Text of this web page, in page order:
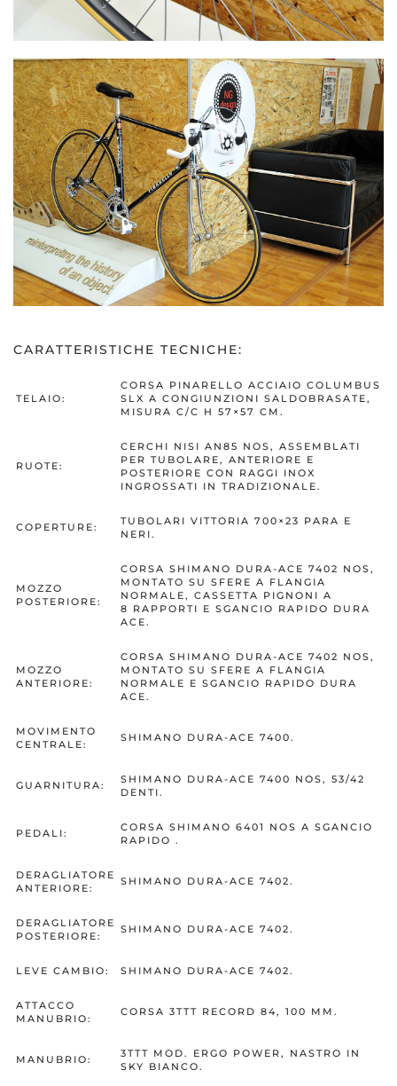
CARATTERISTICHE TECNICHE:
TELAIO:
CORSA PINARELLO ACCIAIO COLUMBUS
SLX A CONGIUNZIONI SALDOBRASATE,
MISURA C/C H 57×57 CM.
RUOTE:
CERCHI NISI AN85 NOS, ASSEMBLATI
PER TUBOLARE, ANTERIORE E
POSTERIORE CON RAGGI INOX
INGROSSATI IN TRADIZIONALE.
COPERTURE:
TUBOLARI VITTORIA 700×23 PARA E
NERI.
MOZZO
POSTERIORE:
CORSA SHIMANO DURA-ACE 7402 NOS,
MONTATO SU SFERE A FLANGIA
NORMALE, CASSETTA PIGNONI A
8 RAPPORTI E SGANCIO RAPIDO DURA
ACE.
MOZZO
ANTERIORE:
CORSA SHIMANO DURA-ACE 7402 NOS,
MONTATO SU SFERE A FLANGIA
NORMALE E SGANCIO RAPIDO DURA
ACE.
MOVIMENTO
CENTRALE:
SHIMANO DURA-ACE 7400.
GUARNITURA:
SHIMANO DURA-ACE 7400 NOS, 53/42
DENTI.
PEDALI:
CORSA SHIMANO 6401 NOS A SGANCIO
RAPIDO .
DERAGLIATORE
ANTERIORE:
SHIMANO DURA-ACE 7402.
DERAGLIATORE
POSTERIORE:
SHIMANO DURA-ACE 7402.
LEVE CAMBIO: SHIMANO DURA-ACE 7402.
ATTACCO
MANUBRIO:
CORSA 3TTT RECORD 84, 100 MM.
MANUBRIO:
3TTT MOD. ERGO POWER, NASTRO IN
SKY BIANCO.